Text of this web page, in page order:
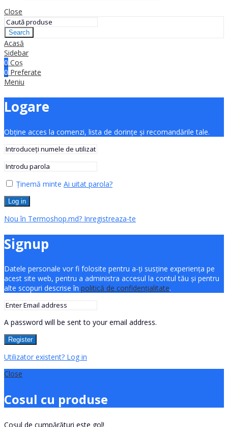
Close
Search
Acasă
Sidebar
0 Coș
0 Preferate
Meniu
Logare
Obține acces la comenzi, lista de dorințe și recomandările tale.
Ținemă minte Ai uitat parola?
Log in
Nou în Termoshop.md? Inregistreaza-te
Signup
Datele personale vor fi folosite pentru a-ți susține experiența pe
acest site web, pentru a administra accesul la contul tău și pentru
alte scopuri descrise în politică de confidențialitate.
A password will be sent to your email address.
Register
Utilizator existent? Log in
Close
Cosul cu produse
Coșul de cumpărături este gol!